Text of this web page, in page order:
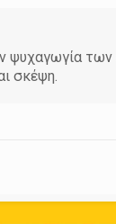
ψυχαγωγία
σκέψη.